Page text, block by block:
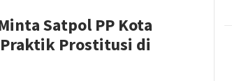
Satpol PP Kota
Prostitusi di